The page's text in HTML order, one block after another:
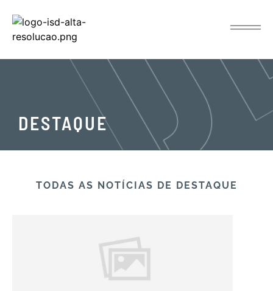
DESTAQUE
TODAS AS NOTÍCIAS​ DE DESTAQUE